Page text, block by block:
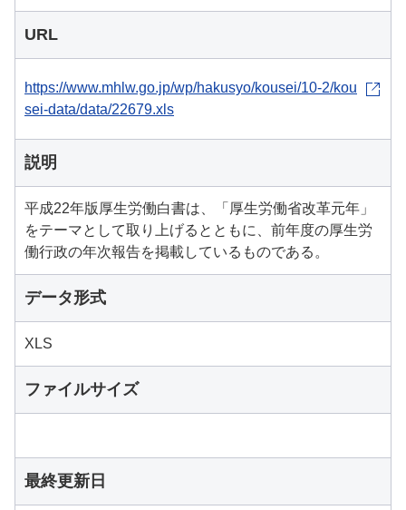
URL
https://www.mhlw.go.jp/wp/hakusyo/kousei/10-2/kou
sei-data/data/22679.xls
説明
平成22年版厚生労働白書は、「厚生労働省改革元年」
をテーマとして取り上げるとともに、前年度の厚生労
働行政の年次報告を掲載しているものである。
データ形式
XLS
ファイルサイズ
最終更新日